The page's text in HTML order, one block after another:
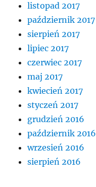
listopad 2017
październik 2017
sierpień 2017
lipiec 2017
czerwiec 2017
maj 2017
kwiecień 2017
styczeń 2017
grudzień 2016
październik 2016
wrzesień 2016
sierpień 2016